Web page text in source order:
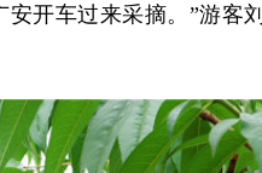
开车过来采摘。”游客